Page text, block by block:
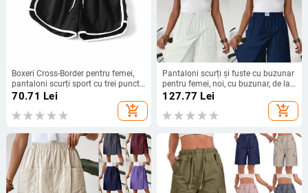
Boxeri Cross-Border pentru femei,
pantaloni scurți sport cu trei puncte,
yoga slăbit, lejer, mărime mare,
sport, elasticitate și respirabilitate
ridicate
70.71 Lei
add_shopping_cart
Pantaloni scurți și fuste cu buzunar
pentru femei, noi, cu buzunar, de la
Amazon Temuwish, în Europa și
127.77 Lei
add_shopping_cart